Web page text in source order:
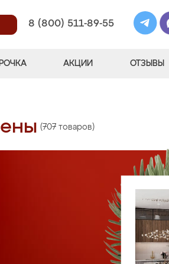
8 (800) 511-89-55
АКЦИИ ОТЗЫВЫ
(707 товаров)